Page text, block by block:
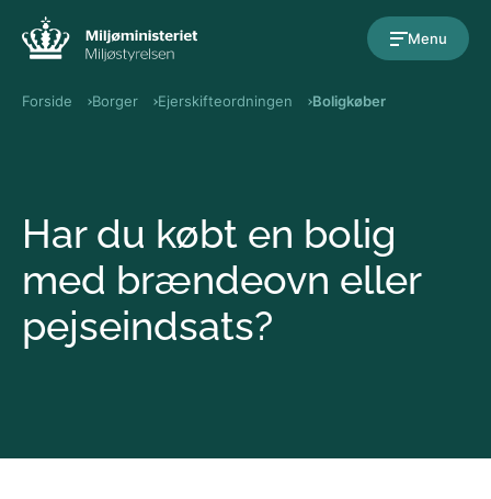
Menu
Forside Borger Ejerskifteordningen Boligkøber
Har du købt en bolig
med brændeovn eller
pejseindsats?